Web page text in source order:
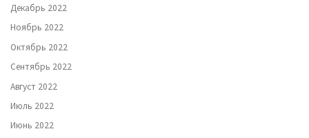
Декабрь 2022
Ноябрь 2022
Октябрь 2022
Сентябрь 2022
Август 2022
Июль 2022
Июнь 2022